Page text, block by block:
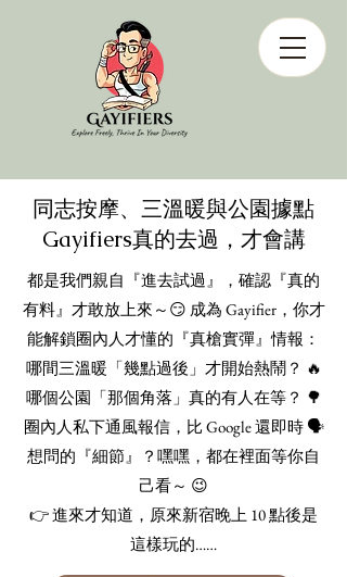
同志按摩、三溫暖與公園據點
Gayifiers真的去過，才會講
都是我們親自『進去試過』，確認『真的
有料』才敢放上來～😏 成為 Gayifier，你才
能解鎖圈內人才懂的『真槍實彈』情報：
哪間三溫暖「幾點過後」才開始熱鬧？ 🔥
哪個公園「那個角落」真的有人在等？ 🌳
圈內人私下通風報信，比 Google 還即時 🗣️
想問的『細節』？嘿嘿，都在裡面等你自
己看～ 😉
👉 進來才知道，原來新宿晚上 10 點後是
這樣玩的……